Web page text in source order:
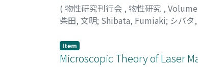
( 物性研究刊行会 , 物性研究 ,
柴田, 文明; Shibata, Fumiaki; シバタ
Item
Microscopic Theory of Laser